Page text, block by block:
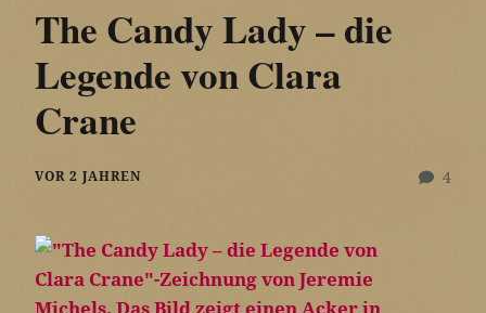
The Candy Lady – die
Legende von Clara
Crane
4
VOR 2 JAHREN